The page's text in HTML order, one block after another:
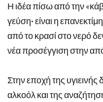
Η ιδέα πίσω από την
γεύση· είναι η
από το κρασί στο νερό
νέα προσέγγιση στην
Στην εποχή της
αλκοόλ και της